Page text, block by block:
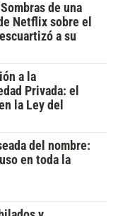
de una
Netflix sobre el
a su
a la
Privada: el
la Ley del
del nombre:
en toda la